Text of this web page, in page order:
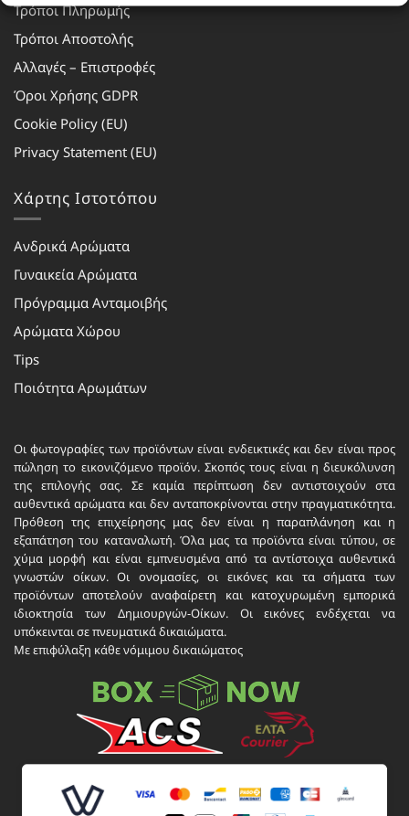
Τρόποι Πληρωμής
Τρόποι Αποστολής
Αλλαγές – Επιστροφές
Όροι Χρήσης GDPR
Cookie Policy (EU)
Privacy Statement (EU)
Χάρτης Ιστοτόπου
Ανδρικά Αρώματα
Γυναικεία Αρώματα
Πρόγραμμα Ανταμοιβής
Αρώματα Χώρου
Tips
Ποιότητα Αρωμάτων
Οι φωτογραφίες των προϊόντων είναι ενδεικτικές και δεν είναι προς
πώληση το εικονιζόμενο προϊόν. Σκοπός τους είναι η διευκόλυνση
της επιλογής σας. Σε καμία περίπτωση δεν αντιστοιχούν στα
αυθεντικά αρώματα και δεν ανταποκρίνονται στην πραγματικότητα.
Πρόθεση της επιχείρησης μας δεν είναι η παραπλάνηση και η
εξαπάτηση του καταναλωτή. Όλα μας τα προϊόντα είναι τύπου, σε
χύμα μορφή και είναι εμπνευσμένα από τα αντίστοιχα αυθεντικά
γνωστών οίκων. Οι ονομασίες, οι εικόνες και τα σήματα των
προϊόντων αποτελούν αναφαίρετη και κατοχυρωμένη εμπορικά
ιδιοκτησία των Δημιουργών-Οίκων. Οι εικόνες ενδέχεται να
υπόκεινται σε πνευματικά δικαιώματα.
Με επιφύλαξη κάθε νόμιμου δικαιώματος